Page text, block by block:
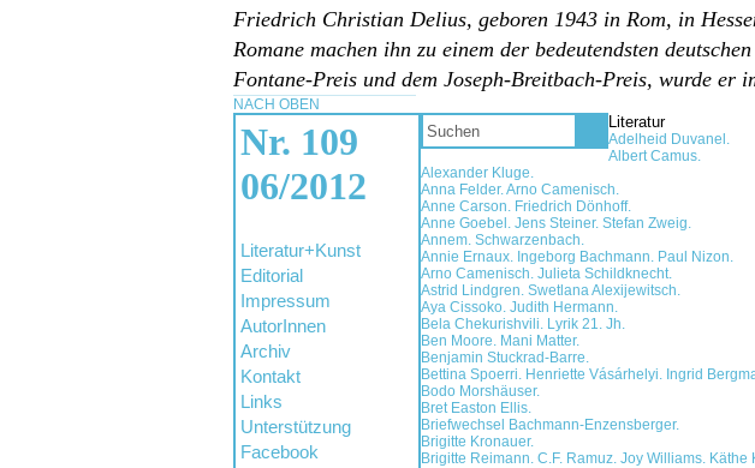
Friedrich Christian Delius, geboren 1943 in Rom, in
Romane machen ihn zu einem der bedeutendsten
Fontane-Preis und dem Joseph-Breitbach-Preis, wurde er
NACH OBEN
Nr. 109
06/2012
Literatur+Kunst
Editorial
Impressum
AutorInnen
Archiv
Kontakt
Links
Unterstützung
Facebook
Literatur
Adelheid Duvanel.
Albert Camus.
Alexander Kluge.
Anna Felder. Arno Camenisch.
Anne Carson. Friedrich Dönhoff.
Anne Goebel. Jens Steiner. Stefan Zweig.
Annem. Schwarzenbach.
Annie Ernaux. Ingeborg Bachmann. Paul Nizon.
Arno Camenisch. Julieta Schildknecht.
Astrid Lindgren. Swetlana Alexijewitsch.
Aya Cissoko. Judith Hermann.
Bela Chekurishvili. Lyrik 21. Jh.
Ben Moore. Mani Matter.
Benjamin Stuckrad-Barre.
Bettina Spoerri. Henriette Vásárhelyi. Ingrid
Bodo Morshäuser.
Bret Easton Ellis.
Briefwechsel Bachmann-Enzensberger.
Brigitte Kronauer.
Brigitte Reimann. C.F. Ramuz. Joy Williams.